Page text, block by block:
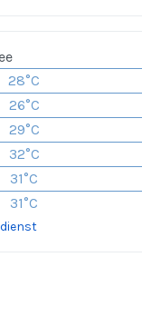
28°C
26°C
29°C
32°C
31°C
31°C